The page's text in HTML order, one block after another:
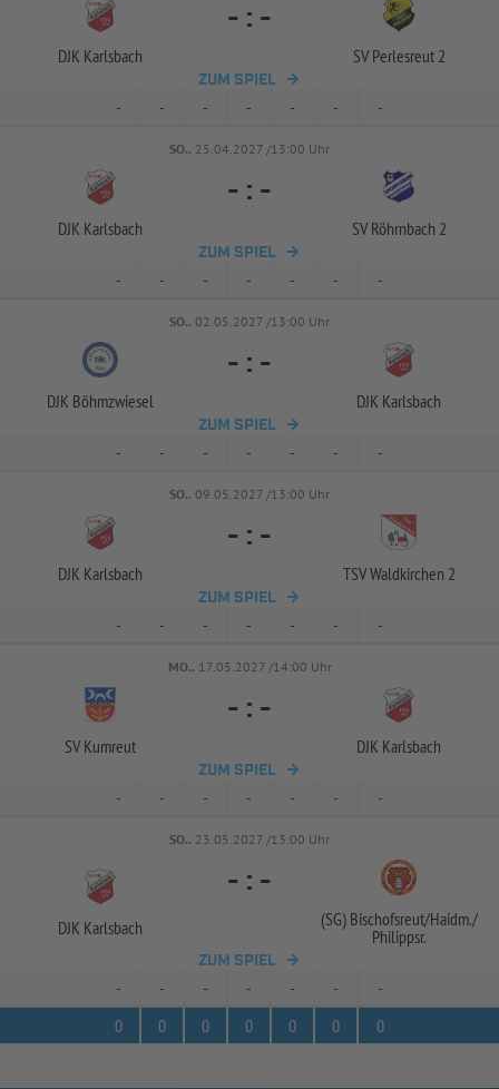
DJK Karlsbach
- : -
SV Perlesreut 2
ZUM SPIEL
- - - - - - -
SO.. 25.04.2027 /13:00 Uhr
DJK Karlsbach
- : -
SV Röhrnbach 2
ZUM SPIEL
- - - - - - -
SO.. 02.05.2027 /13:00 Uhr
DJK Böhmzwiesel
- : -
DJK Karlsbach
ZUM SPIEL
- - - - - - -
SO.. 09.05.2027 /13:00 Uhr
DJK Karlsbach
- : -
TSV Waldkirchen 2
ZUM SPIEL
- - - - - - -
MO.. 17.05.2027 /14:00 Uhr
SV Kumreut
- : -
DJK Karlsbach
ZUM SPIEL
- - - - - - -
SO.. 23.05.2027 /13:00 Uhr
DJK Karlsbach
- : -
(SG) Bischofsreut/Haidm./
Philippsr.
ZUM SPIEL
- - - - - -
-
0
0 0 0 0 0 0